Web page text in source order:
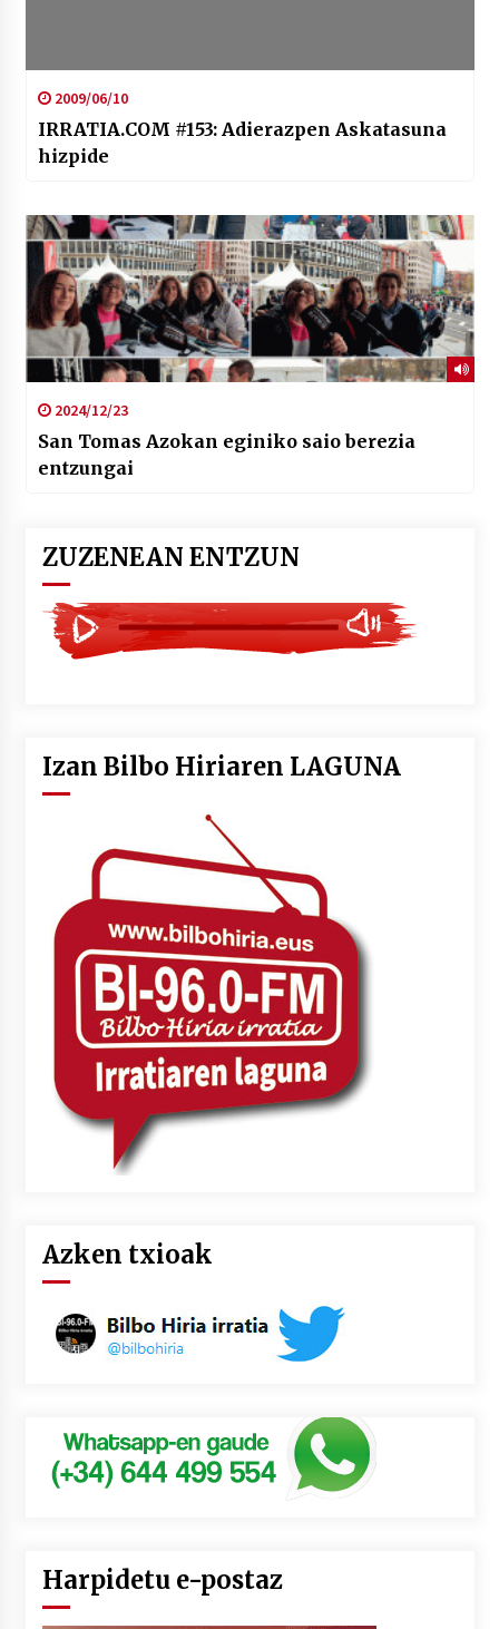
2009/06/10
IRRATIA.COM #153: Adierazpen Askatasuna
hizpide
2024/12/23
San Tomas Azokan eginiko saio berezia
entzungai
ZUZENEAN ENTZUN
Izan Bilbo Hiriaren LAGUNA
Azken txioak
Harpidetu e-postaz